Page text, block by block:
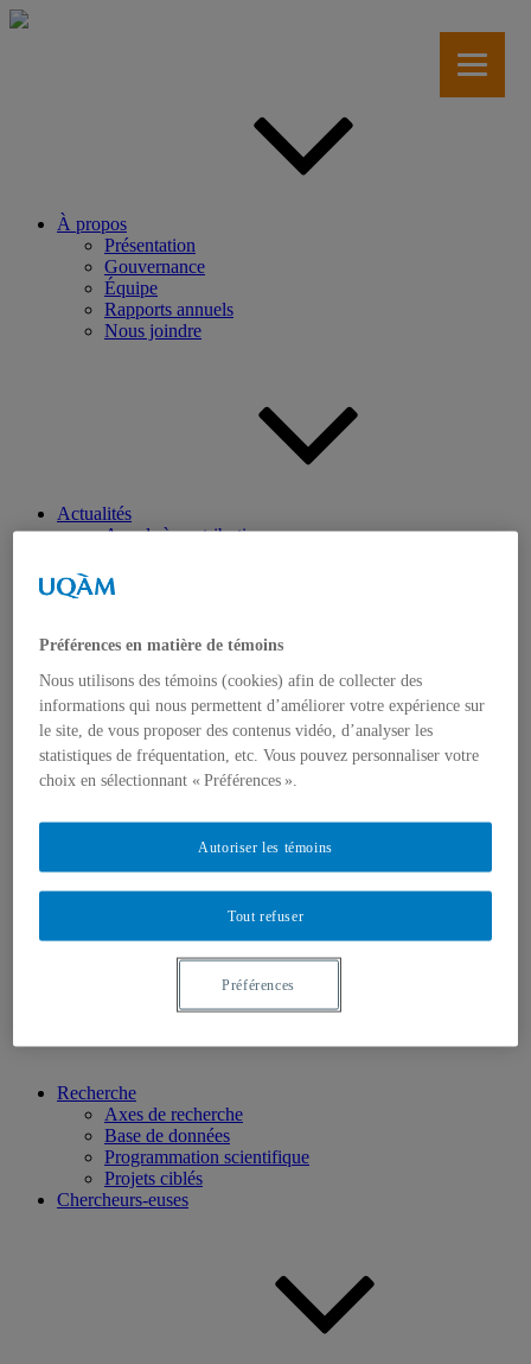
Aller
À propos
Présentation
Gouvernance
Équipe
Rapports annuels
Nous joindre
Actualités
Appels à contributions
Communiqués
Dans les médias
Événements à venir
Archives et bilans
Colloque international CRISES
Perspectives et dialogue
Vidéos et baladodiffusions
Recherche
Axes de recherche
Base de données
Programmation scientifique
Projets ciblés
Chercheurs-euses
Préférences en matière de témoins
Nous utilisons des témoins (cookies) afin de collecter des
informations qui nous permettent d’améliorer votre expérience sur
le site, de vous proposer des contenus vidéo, d’analyser les
statistiques de fréquentation, etc. Vous pouvez personnaliser votre
choix en sélectionnant « Préférences ».
Tout refuser
Autoriser les témoins
Préférences